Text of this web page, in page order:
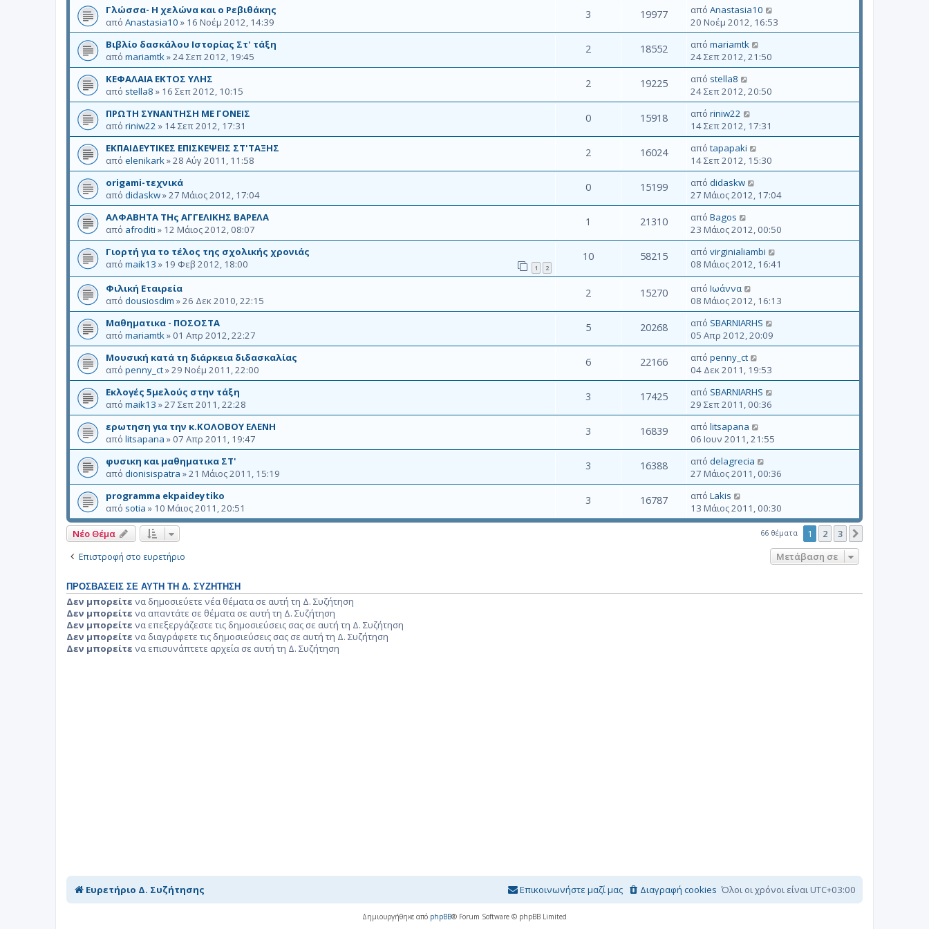
Γλώσσα- Η χελώνα και ο Ρεβιθάκης
από Anastasia10 » 16 Νοέμ 2012, 14:39
3 19977 από Anastasia10
20 Νοέμ 2012, 16:53
Βιβλίο δασκάλου Ιστορίας Στ' τάξη
από mariamtk»24 Σεπ 2012, 19:45
2 18552 από mariamtk
24 Σεπ 2012, 21:50
ΚΕΦΑΛΑΙΑ ΕΚΤΟΣ ΥΛΗΣ
από stella8 » 16 Σεπ 2012, 10:15
2 19225 από stella8
24 Σεπ 2012, 20:50
ΠΡΩΤΗ ΣΥΝΑΝΤΗΣΗ ΜΕ ΓΟΝΕΙΣ
από riniw22 » 14 Σεπ 2012, 17:31
0 15918 από riniw22
14 Σεπ 2012, 17:31
ΕΚΠΑΙΔΕΥΤΙΚΕΣ ΕΠΙΣΚΕΨΕΙΣ ΣΤ'ΤΑΞΗΣ
από elenikark»28 Αύγ 2011, 11:58
2 16024 από tapapaki
14 Σεπ 2012, 15:30
origami-τεχνικά
από didaskw»27 Μάιος 2012, 17:04
0 15199 από didaskw
27 Μάιος 2012, 17:04
ΑΛΦΑΒΗΤΑ ΤΗς ΑΓΓΕΛΙΚΗΣ ΒΑΡΕΛΑ
από afroditi » 12 Μάιος 2012, 08:07
1 21310 από Bagos
23 Μάιος 2012, 00:50
Γιορτή για το τέλος της σχολικής χρονιάς
από maik13 » 19 Φεβ 2012, 18:00 1 2
10 58215 από virginialiambi
08 Μάιος 2012, 16:41
Φιλική Εταιρεία
από dousiosdim »26 Δεκ 2010, 22:15
2 15270 από Ιωάννα
08 Μάιος 2012, 16:13
Μαθηματικα - ΠΟΣΟΣΤΑ
από mariamtk» 01 Απρ 2012, 22:27
5 20268 από SBARNIARHS
05 Απρ 2012, 20:09
Μουσική κατά τη διάρκεια διδασκαλίας
από penny_ct»29 Νοέμ 2011, 22:00
6 22166 από penny_ct
04 Δεκ 2011, 19:53
Εκλογές 5μελούς στην τάξη
από maik13 »27 Σεπ 2011, 22:28
3 17425 από SBARNIARHS
29 Σεπ 2011, 00:36
ερωτηση για την κ.ΚΟΛΟΒΟΥ ΕΛΕΝΗ
από litsapana » 07 Απρ 2011, 19:47
3 16839 από litsapana
06 Ιουν 2011, 21:55
φυσικη και μαθηματικα ΣΤ'
από dionisispatra »21 Μάιος 2011, 15:19
3 16388 από delagrecia
27 Μάιος 2011, 00:36
programma ekpaideytiko
από sotia » 10 Μάιος 2011, 20:51
3 16787 από Lakis
13 Μάιος 2011, 00:30
Νέο Θέμα 66 θέματα 1 2 3
Επιστροφή στο ευρετήριο Μετάβαση σε
ΠΡΟΣΒΆΣΕΙΣ ΣΕ ΑΥΤΉ ΤΗ Δ. ΣΥΖΉΤΗΣΗ
Δεν μπορείτε να δημοσιεύετε νέα θέματα σε αυτή τη Δ. Συζήτηση
Δεν μπορείτε να απαντάτε σε θέματα σε αυτή τη Δ. Συζήτηση
Δεν μπορείτε να επεξεργάζεστε τις δημοσιεύσεις σας σε αυτή τη Δ. Συζήτηση
Δεν μπορείτε να διαγράφετε τις δημοσιεύσεις σας σε αυτή τη Δ. Συζήτηση
Δεν μπορείτε να επισυνάπτετε αρχεία σε αυτή τη Δ. Συζήτηση
Ευρετήριο Δ. Συζήτησης Όλοι οι χρόνοι είναι UTC+03:00
Διαγραφή cookies
Επικοινωνήστε μαζί μας
Δημιουργήθηκε από phpBB® Forum Software © phpBB Limited